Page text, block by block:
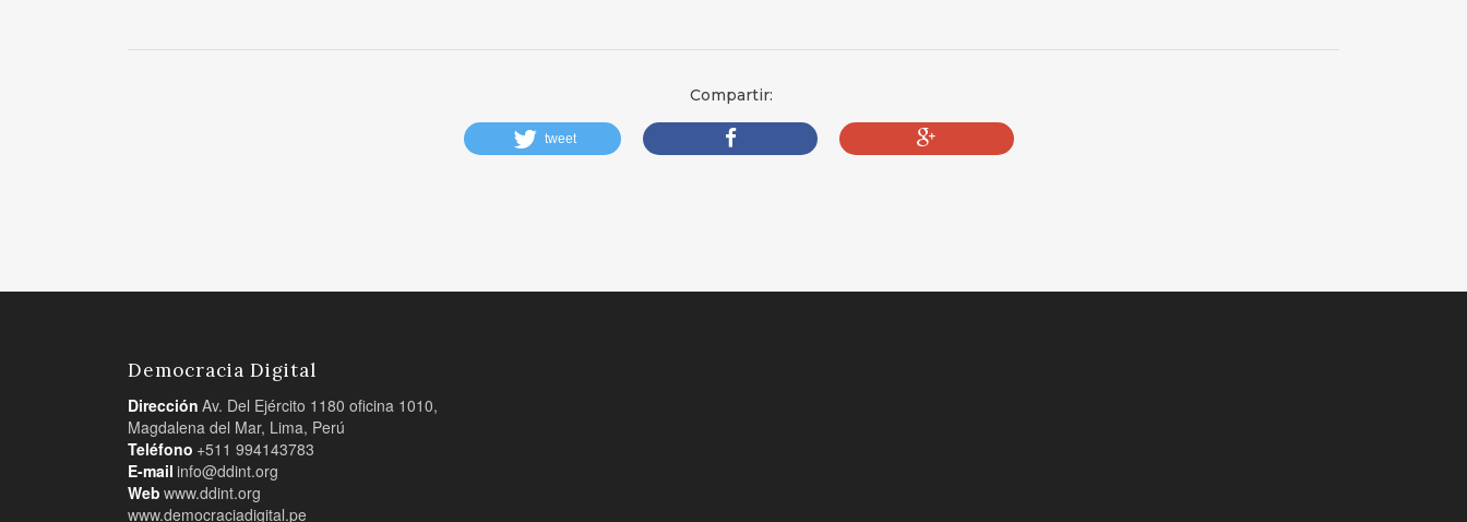
Compartir:
tweet
Democracia Digital
Dirección Av. Del Ejército 1180 oficina 1010,
Magdalena del Mar, Lima, Perú
Teléfono +511 994143783
E-mail info@ddint.org
Web www.ddint.org
www.democraciadigital.pe